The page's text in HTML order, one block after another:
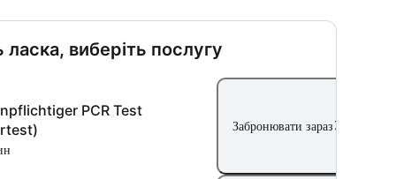
ласка, виберіть послугу
PCR Test
Забронювати зараз